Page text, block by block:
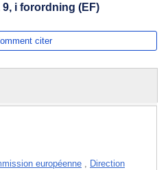
i forordning (EF)
citer
européenne , Direction